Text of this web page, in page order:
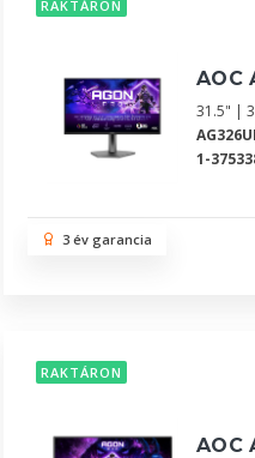
RAKTÁRON
AOC
31.5" |
1-
3 év garancia
RAKTÁRON
AOC